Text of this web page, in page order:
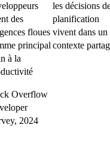
des
floues
principal
à la
Overflow
2024
les décisions
planification
vivent dans un
contexte